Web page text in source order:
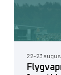
22-23